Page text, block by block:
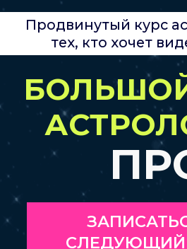
ЗАПИСАТЬСЯ НА
СЛЕДУЮЩИЙ ПОТОК
Это вторая ступень после БКА
логическое продолжение для
распознавать внутренние
конфликты,
сценарии и точки
в натальной карте
БОЛЬШОЙ
ПРО